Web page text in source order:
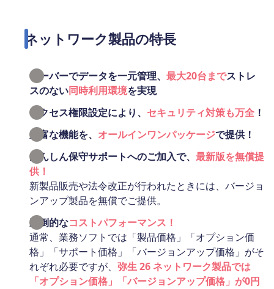
ネットワーク製品の特長
サーバーでデータを一元管理、 最大20台までストレ
スのない同時利用環境を実現
アクセス権限設定により、 セキュリティ対策も万全 ！
豊富な機能を、 オールインワンパッケージで提供！
あんしん保守サポートへのご加入で、 最新版を無償提
供！
新製品販売や法令改正が行われたときには、バージョ
ンアップ製品を無償でご提供。
圧倒的なコストパフォーマンス！
通常、業務ソフトでは「製品価格」「オプション価
格」「サポート価格」「バージョンアップ価格」がそ
れぞれ必要ですが、 弥生 26 ネットワーク製品では
「オプション価格」「バージョンアップ価格」が0円